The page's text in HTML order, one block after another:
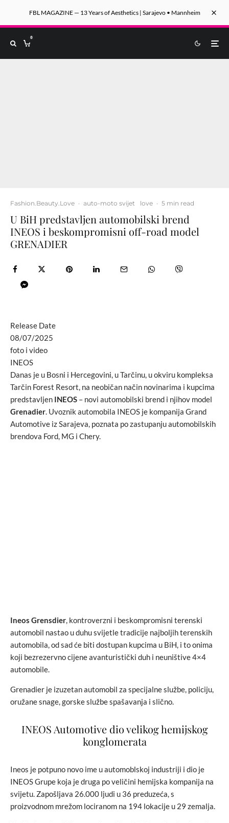
FBL MAGAZINE — 13 Years of Aesthetics | Sarajevo • Mannheim
0
Fashion.Beauty.Love · auto-moto svijet love · 5 min read
U BiH predstavljen automobilski brend
INEOS i beskompromisni off-road model
GRENADIER
Release Date
08/07/2025
foto i video
INEOS
Danas je u Bosni i Hercegovini, u Tarčinu, u okviru kompleksa
Tarčin Forest Resort, na neobičan način novinarima i kupcima
predstavljen INEOS – novi automobilski brend i njihov model
Grenadier. Uvoznik automobila INEOS je kompanija Grand
Automotive iz Sarajeva, poznata po zastupanju automobilskih
brendova Ford, MG i Chery.
Ineos Grensdier, kontroverzni i beskompromisni terenski
automobil nastao u duhu svijetle tradicije najboljih terenskih
automobila, od sad će biti dostupan kupcima u BiH, i to onima
koji bezrezervno cijene avanturistički duh i neuništive 4×4
automobile.
Grenadier je izuzetan automobil za specijalne službe, policiju,
oružane snage, gorske službe spašavanja i slično.
INEOS Automotive dio velikog hemijskog
konglomerata
Ineos je potpuno novo ime u automoblskoj industriji i dio je
INEOS Grupe koja je druga po veličini hemijska kompanija na
svijetu. Zapošljava 26.000 ljudi u 36 preduzeća, s
proizvodnom mrežom lociranom na 194 lokacije u 29 zemalja.